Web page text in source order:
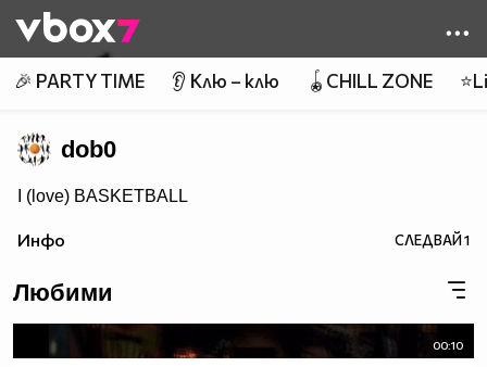
👾
🎉 PARTY TIME 👂 Клю – клю 🪀CHILL ZONE
dob0
I (love) BASKETBALL
Инфо СЛЕДВАЙ1
Любими
00:10